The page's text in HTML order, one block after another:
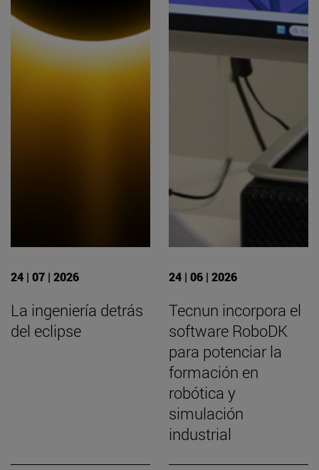
24 | 07 | 2026
La ingeniería detrás
del eclipse
24 | 06 | 2026
Tecnun incorpora el
software RoboDK
para potenciar la
formación en
robótica y
simulación
industrial